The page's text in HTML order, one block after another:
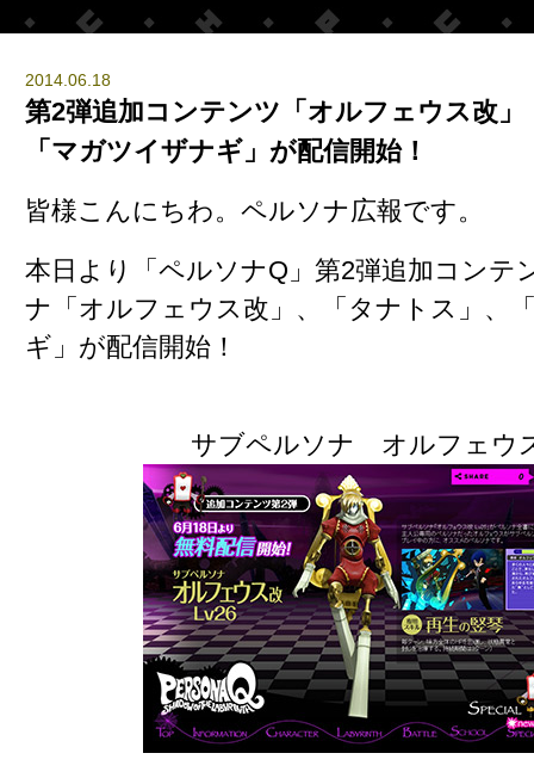
2014.06.18
第2弾追加コンテンツ「オルフェウス改」
「マガツイザナギ」が配信開始！
皆様こんにちわ。ペルソナ広報です。
本日より「 ペルソナQ 」第2弾追加コン
ナ「 オルフェウス改 」、「 タナトス 」、
ギ 」が配信開始！
サブペルソナ オルフェウ